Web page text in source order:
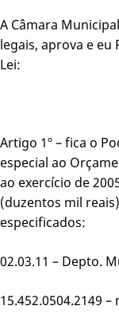
A Câmara
legais, aprova e
Lei:
Artigo 1º – fica o
especial ao
ao exercício de
(duzentos mil
especificados:
02.03.11 – Depto.
15.452.0504.2149